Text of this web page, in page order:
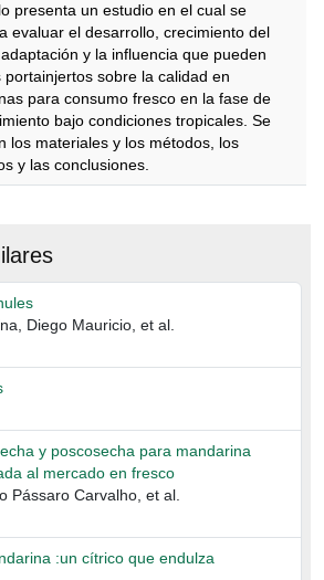
presenta un estudio en el cual se
evaluar el desarrollo, crecimiento del
y la influencia que pueden
portainjertos sobre la calidad en
para consumo fresco en la fase de
bajo condiciones tropicales. Se
los materiales y los métodos, los
y las conclusiones.
Diego Mauricio, et al.
y poscosecha para mandarina
al mercado en fresco
Pássaro Carvalho, et al.
:un cítrico que endulza